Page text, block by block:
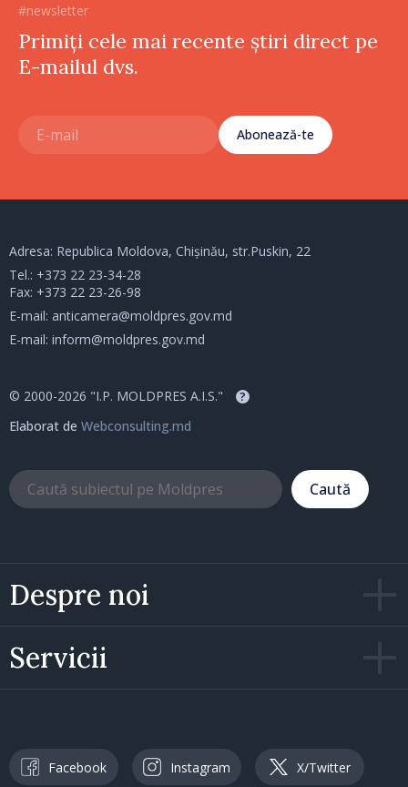
#newsletter
Primiți cele mai recente știri direct pe
E-mailul dvs.
Abonează-te
Despre noi
Servicii
Adresa: Republica Moldova, Chișinău, str.Puskin, 22
Tel.: +373 22 23-34-28
Fax: +373 22 23-26-98
E-mail: anticamera@moldpres.gov.md
E-mail: inform@moldpres.gov.md
© 2000-2026 "I.P. MOLDPRES A.I.S." ?
Elaborat de Webconsulting.md
Caută
Facebook Instagram X/Twitter